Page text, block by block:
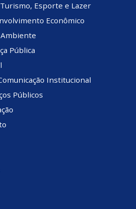
Esporte e Lazer
Econômico
Pública
Institucional
Públicos